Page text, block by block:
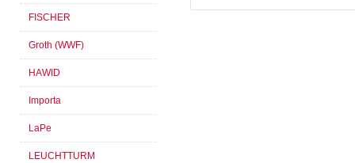
FISCHER
Groth (WWF)
HAWID
Importa
LaPe
LEUCHTTURM